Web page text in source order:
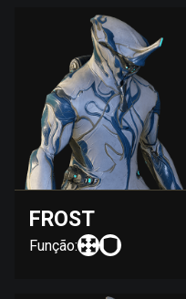
FROST
Função: